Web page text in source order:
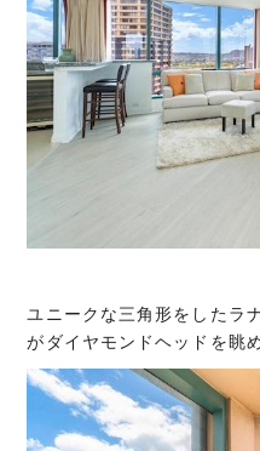
ユニークな三角形をしたラ
がダイヤモンドヘッドを眺